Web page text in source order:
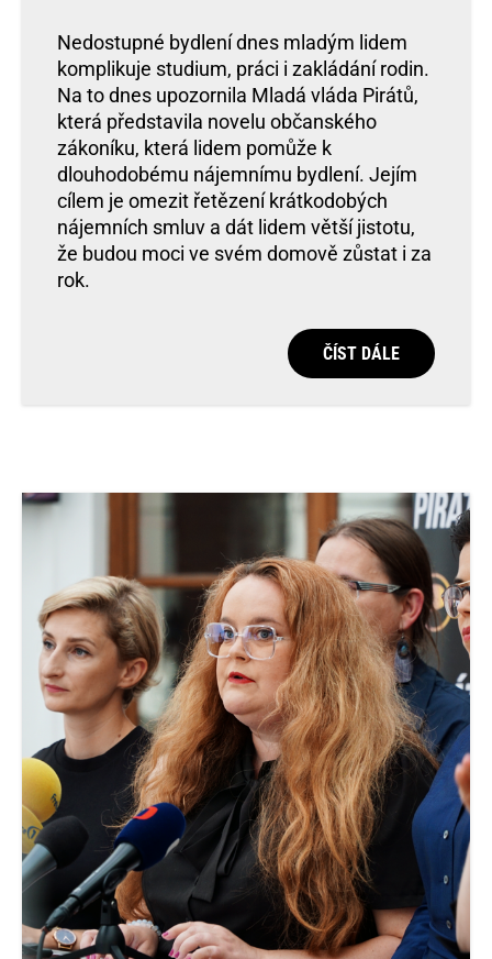
Nedostupné bydlení dnes mladým lidem
komplikuje studium, práci i zakládání rodin.
Na to dnes upozornila Mladá vláda Pirátů,
která představila novelu občanského
zákoníku, která lidem pomůže k
dlouhodobému nájemnímu bydlení. Jejím
cílem je omezit řetězení krátkodobých
nájemních smluv a dát lidem větší jistotu,
že budou moci ve svém domově zůstat i za
rok.
ČÍST DÁLE